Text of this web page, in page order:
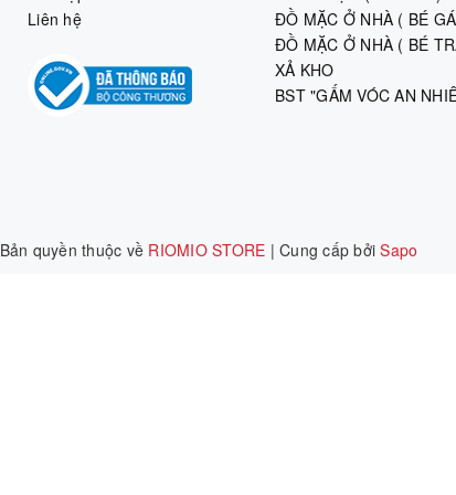
Liên hệ
ĐỒ MẶC Ở NHÀ ( BÉ
ĐỒ MẶC Ở NHÀ ( BÉ
XẢ KHO
BST "GẤM VÓC AN
Bản quyền thuộc về RIOMIO STORE |Cung cấp bởiSapo